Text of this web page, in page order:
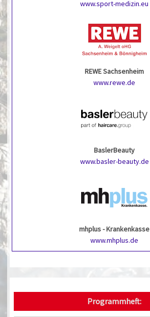
www.sport-medizin.eu
REWE Sachsenheim
www.rewe.de
BaslerBeauty
www.basler-beauty.de
mhplus - Krankenkasse
www.mhplus.de
Programmheft: